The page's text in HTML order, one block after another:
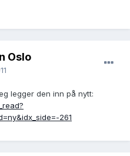
Oslo
legger den inn på nytt:
261